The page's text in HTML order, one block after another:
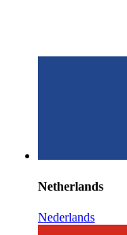
Netherlands
Nederlands